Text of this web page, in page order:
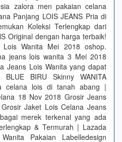
zalora men pakaian celana
Panjang LOIS JEANS Pria di
Koleksi Terlengkap dari
Original dengan harga terbaik!
Wanita Mei 2018 oshop.
jeans lois wanita 3 Mei 2018
Jeans Lois Wanita yang dapat
BIRU Skinny WANITA
celana lois di tanah abang |
18 Nov 2018 Grosir Jeans
Jaket Lois Celana Jeans
merek terkenal yang ada
& Termurah | Lazada
Pakaian Labelledesign